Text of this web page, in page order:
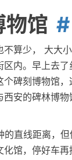
物馆
算少， 大大小
内。早上去
碑刻博物馆
安的碑林博
直线距离，但
馆，停好车